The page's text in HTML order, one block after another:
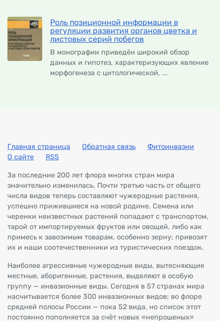
Роль позиционной информации в
регуляции развития органов цветка и
листовых серий побегов
В монографии приведён широкий обзор
данных и гипотез, характеризующих явление
морфогенеза с цитологической, ...
Главная страница Обратная связь
Фитоинвазии
О сайте
RSS
За последние 200 лет флора многих стран мира
значительно изменилась. Почти третью часть от общего
числа видов теперь составляют чужеродные растения,
успешно прижившиеся на новой родине. Семена или
черенки неизвестных растений попадают с транспортом,
тарой от импортируемых фруктов или овощей, либо как
примесь к завозимым товарам, особенно зерну; привозят
их и наши соотечественники из туристических поездок.
Наиболее агрессивные чужеродные виды, вытесняющие
местные, аборигенные, растения, выделяют в особую
группу — инвазионные виды. Сегодня в 57 странах мира
насчитывается более 300 инвазионных видов; во флоре
средней полосы России — пока 52 вида, но список этот
постоянно пополняется за счёт новых «непрошеных»